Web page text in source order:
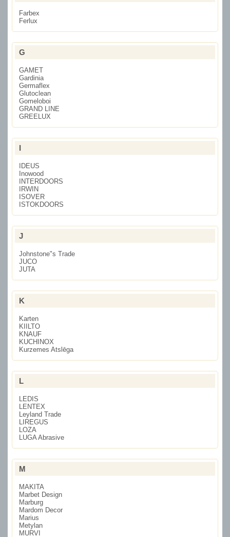
Farbex
Ferlux
G
GAMET
Gardinia
Germaflex
Glutoclean
Gomeloboi
GRAND LINE
GREELUX
I
IDEUS
Inowood
INTERDOORS
IRWIN
ISOVER
ISTOKDOORS
J
Johnstone"s Trade
JUCO
JUTA
K
Karten
KIILTO
KNAUF
KUCHINOX
Kurzemes Atslēga
L
LEDIS
LENTEX
Leyland Trade
LIREGUS
LOZA
LUGA Abrasive
M
MAKITA
Marbet Design
Marburg
Mardom Decor
Marius
Metylan
MURVI